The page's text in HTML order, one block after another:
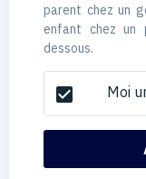
parent chez un
enfant chez un
dessous.
check_box Moi